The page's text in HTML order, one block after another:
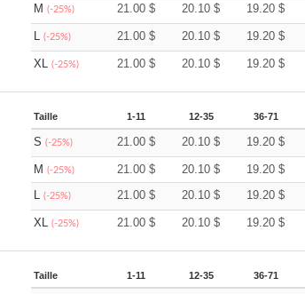
M(-25%) 21.00$ 20.10$ 19.20$
L(-25%) 21.00$ 20.10$ 19.20$
XL(-25%) 21.00$ 20.10$ 19.20$
Taille 1-11 12-35 36-71
S(-25%) 21.00$ 20.10$ 19.20$
M(-25%) 21.00$ 20.10$ 19.20$
L(-25%) 21.00$ 20.10$ 19.20$
XL(-25%) 21.00$ 20.10$ 19.20$
Taille 1-11 12-35 36-71